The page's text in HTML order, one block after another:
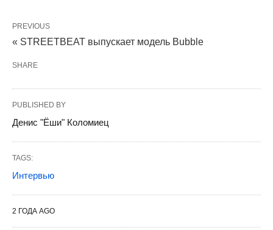
PREVIOUS
« STREETBEAT выпускает модель Bubble
SHARE
PUBLISHED BY
Денис "Ёши" Коломиец
TAGS:
Интервью
2 ГОДА AGO